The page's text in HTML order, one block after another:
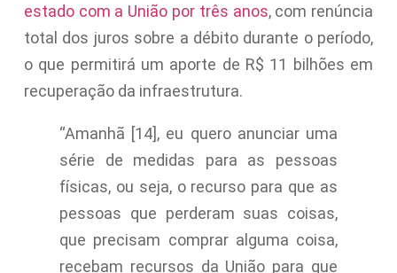
estado com a União por três anos, com renúncia
total dos juros sobre a débito durante o período,
o que permitirá um aporte de R$ 11 bilhões em
recuperação da infraestrutura.
“Amanhã [14], eu quero anunciar uma
série de medidas para as pessoas
físicas, ou seja, o recurso para que as
pessoas que perderam suas coisas,
que precisam comprar alguma coisa,
recebam recursos da União para que